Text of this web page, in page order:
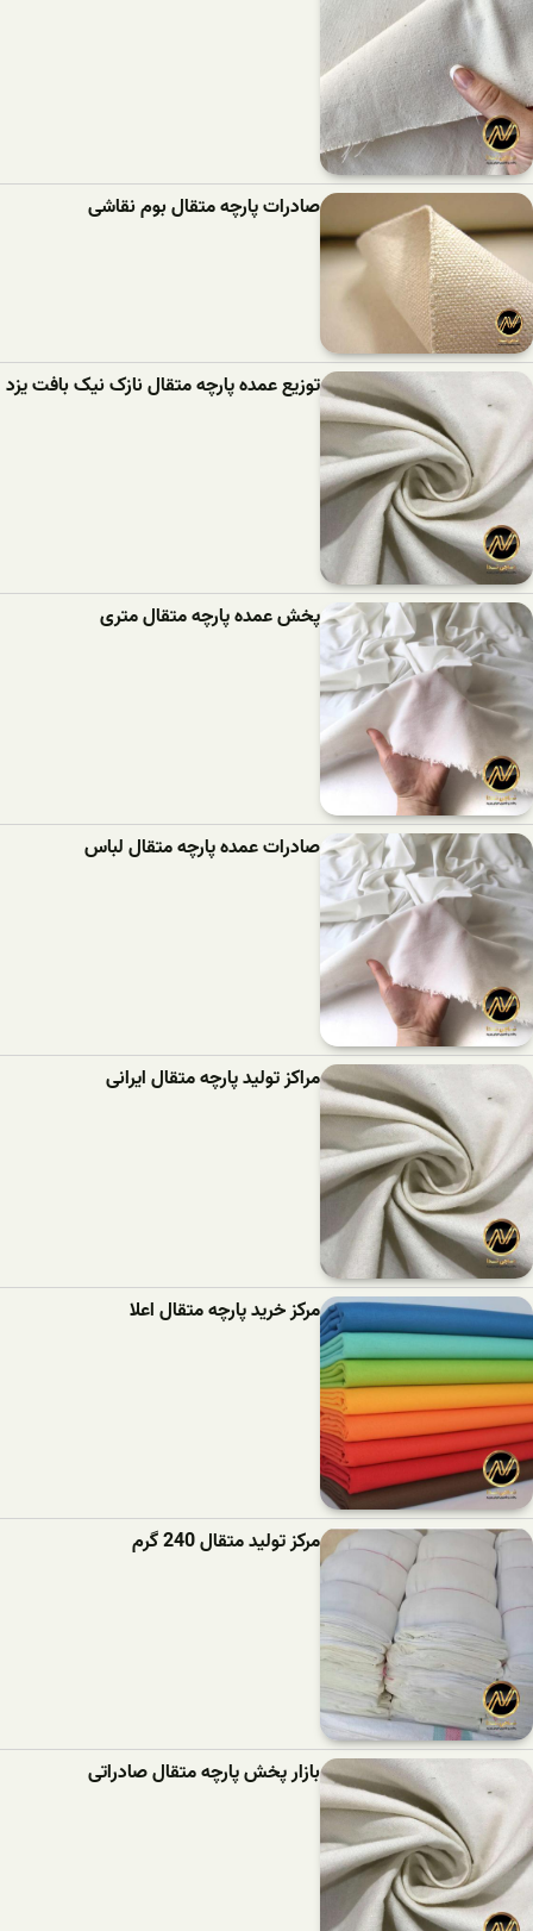
صادرات پارچه متقال بوم نقاشی
توزیع عمده پارچه متقال نازک نیک بافت یزد
پخش عمده پارچه متقال متری
صادرات عمده پارچه متقال لباس
مراکز تولید پارچه متقال ایرانی
مرکز خرید پارچه متقال اعلا
مرکز تولید متقال 240 گرم
بازار پخش پارچه متقال صادراتی